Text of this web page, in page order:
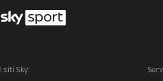
I siti Sky: